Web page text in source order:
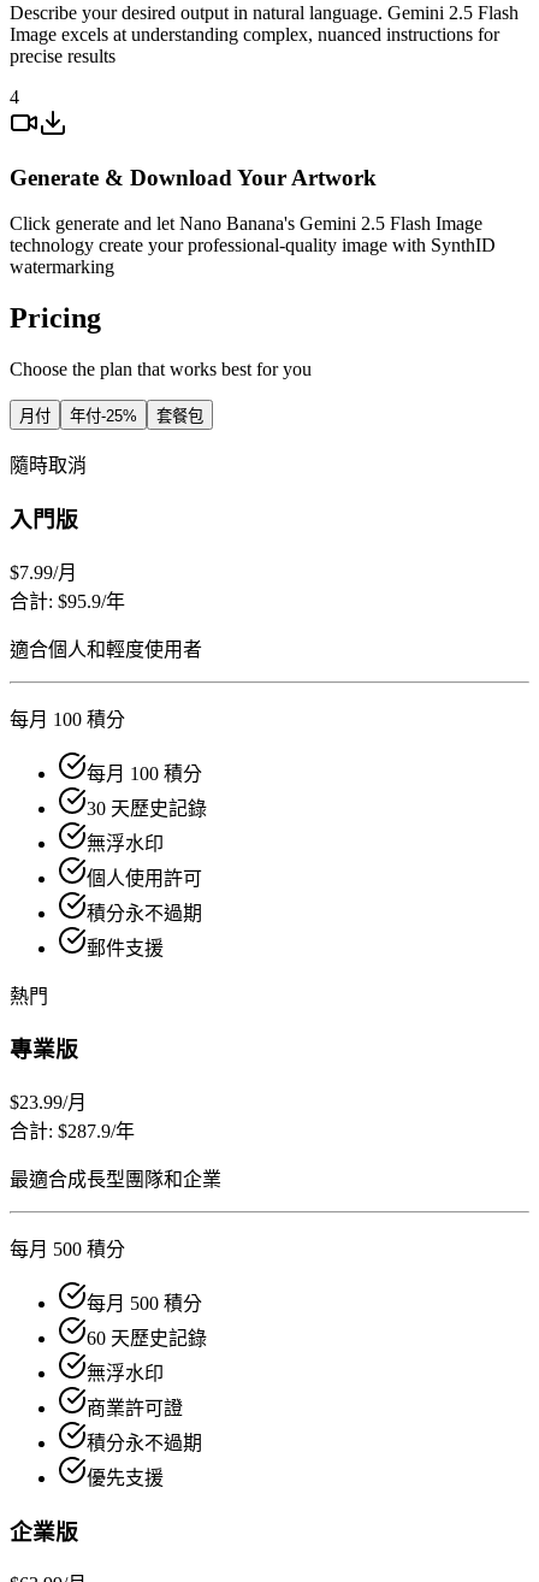
Describe your desired output in natural language. Gemini 2.5 Flash
Image excels at understanding complex, nuanced instructions for
precise results
4
Generate & Download Your Artwork
Click generate and let Nano Banana's Gemini 2.5 Flash Image
technology create your professional-quality image with SynthID
watermarking
Pricing
Choose the plan that works best for you
月付 年付-25% 套餐包
隨時取消
入門版
$7.99/月
合計: $95.9/年
適合個人和輕度使用者
每月 100 積分
每月 100 積分
30 天歷史記錄
無浮水印
個人使用許可
積分永不過期
郵件支援
熱門
專業版
$23.99/月
合計: $287.9/年
最適合成長型團隊和企業
每月 500 積分
每月 500 積分
60 天歷史記錄
無浮水印
商業許可證
積分永不過期
優先支援
企業版